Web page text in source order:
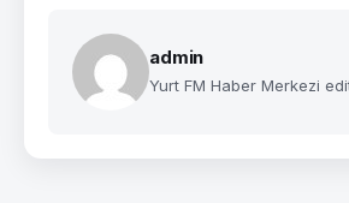
admin
Yurt FM Haber Merkezi